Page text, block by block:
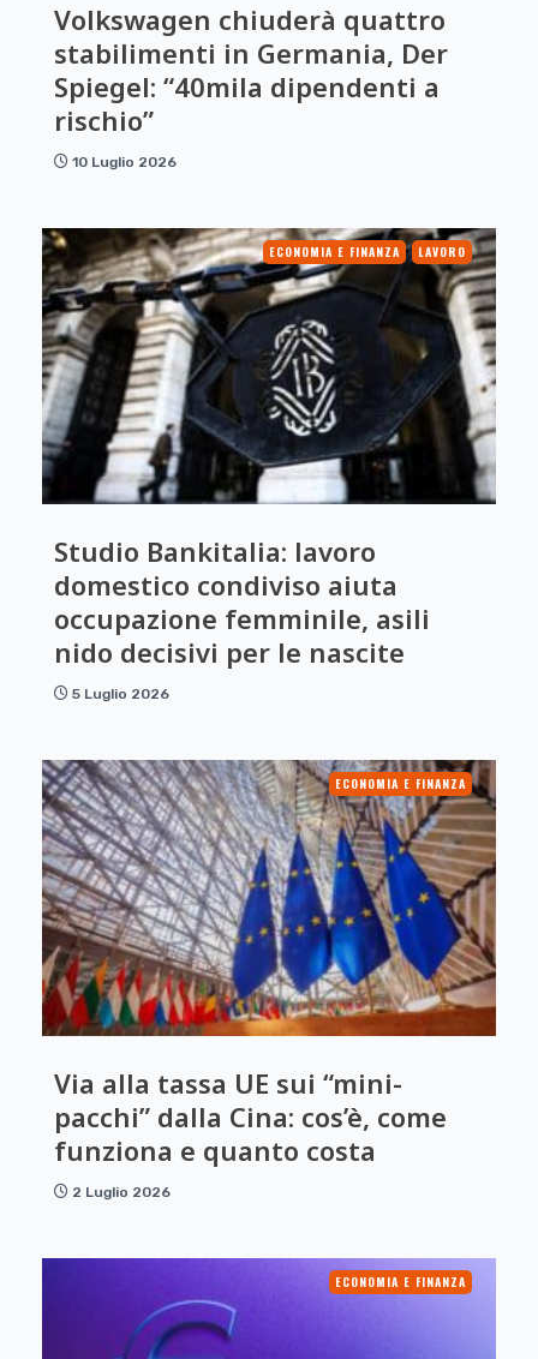
Volkswagen chiuderà quattro
stabilimenti in Germania, Der
Spiegel: “40mila dipendenti a
rischio”
10 Luglio 2026
ECONOMIA E FINANZA LAVORO
Studio Bankitalia: lavoro
domestico condiviso aiuta
occupazione femminile, asili
nido decisivi per le nascite
5 Luglio 2026
ECONOMIA E FINANZA
Via alla tassa UE sui “mini-
pacchi” dalla Cina: cos’è, come
funziona e quanto costa
2 Luglio 2026
ECONOMIA E FINANZA